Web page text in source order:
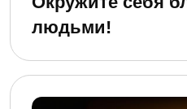
дистанционные